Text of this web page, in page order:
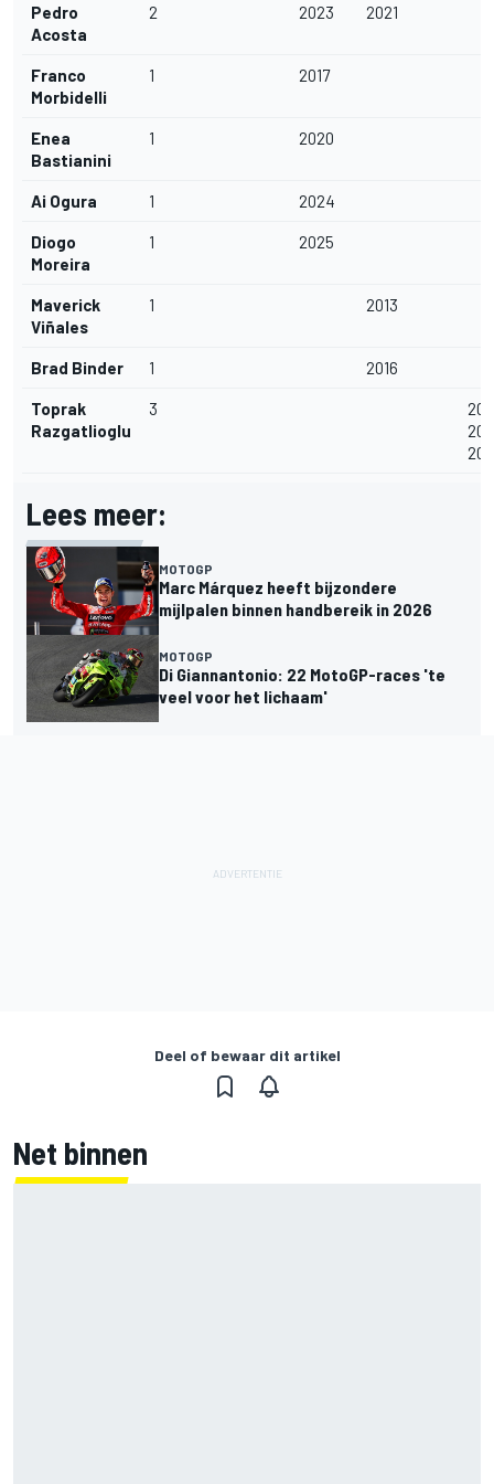
Pedro
Acosta
2 2023 2021
Franco
Morbidelli
1 2017
Enea
Bastianini
1 2020
Ai Ogura 1 2024
Diogo
Moreira
1 2025
Maverick
Viñales
1 2013
Brad Binder 1 2016
Toprak
Razgatlioglu
3
Lees meer:
MOTOGP
Marc Márquez heeft bijzondere
mijlpalen binnen handbereik in 2026
MOTOGP
Di Giannantonio: 22 MotoGP-races 'te
veel voor het lichaam'
Deel of bewaar dit artikel
Net binnen